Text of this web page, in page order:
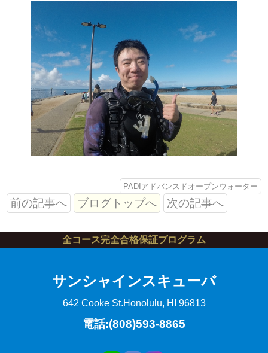
PADIアドバンスドオープンウォーター
前の記事へ ブログトップへ 次の記事へ
全コース完全合格保証プログラム
サンシャインスキューバ
642 Cooke St.Honolulu, HI 96813
電話:(808)593-8865